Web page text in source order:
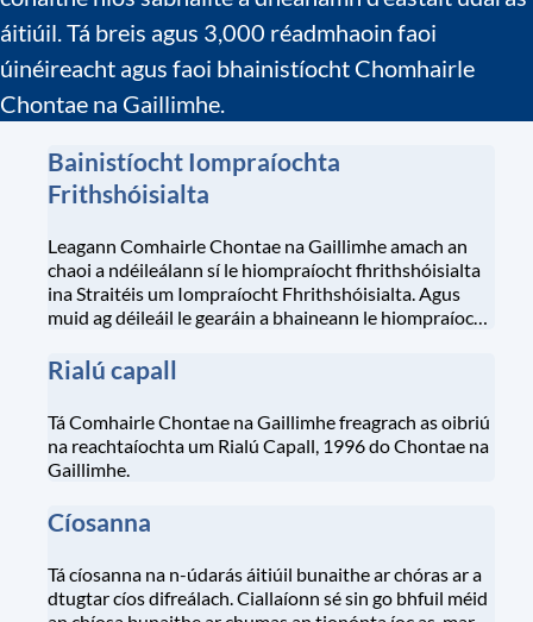
áitiúil. Tá breis agus 3,000 réadmhaoin faoi
úinéireacht agus faoi bhainistíocht Chomhairle
Chontae na Gaillimhe.
Bainistíocht Iompraíochta
Frithshóisialta
Leagann Comhairle Chontae na Gaillimhe amach an
chaoi a ndéileálann sí le hiompraíocht fhrithshóisialta
ina Straitéis um Iompraíocht Fhrithshóisialta. Agus
muid ag déileáil le gearáin a bhaineann le hiompraíocht
Garda Síochána agus le comhlachtaí reachtúla eile,
amhail an FSS.
Rialú capall
Tá Comhairle Chontae na Gaillimhe freagrach as oibriú
na reachtaíochta um Rialú Capall, 1996 do Chontae na
Gaillimhe.
Cíosanna
Tá cíosanna na n-údarás áitiúil bunaithe ar chóras ar a
dtugtar cíos difreálach. Ciallaíonn sé sin go bhfuil méid